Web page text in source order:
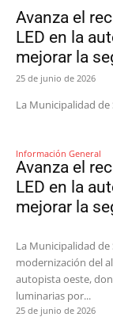
Avanza el
LED en la
mejorar la
25 de junio de 2026
La Municipalidad de
Información General
Avanza el
LED en la
mejorar la
La Municipalidad de
modernización del
autopista oeste,
luminarias por...
25 de junio de 2026